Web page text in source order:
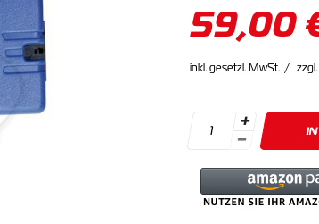
59,00
inkl. gesetzl. MwSt.